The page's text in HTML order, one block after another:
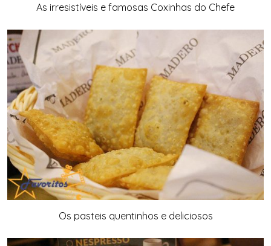
As irresistíveis e famosas Coxinhas do Chefe
Os pasteis quentinhos e deliciosos